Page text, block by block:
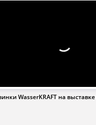
WasserKRAFT на